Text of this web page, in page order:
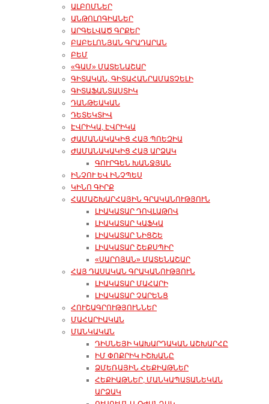
ԱԼԲՈՄՆԵՐ
ԱՆԹՈԼՈԳԻԱՆԵՐ
ԱՐԳԵԼՎԱԾ ԳՐՔԵՐ
ԲԱԲԵԼՈՆՅԱՆ ԳՐԱԴԱՐԱՆ
ԲԵՄ
«ԳԱՄ» ՄԱՏԵՆԱՇԱՐ
ԳԻՏԱԿԱՆ, ԳԻՏԱՀԱՆՐԱՄԱՏՉԵԼԻ
ԳԻՏԱՖԱՆՏԱՍՏԻԿ
ԴԱՆԹԵԱԿԱՆ
ԴԵՏԵԿՏԻՎ
ԷՎՐԻԿԱ, ԷՎՐԻԿԱ
ԺԱՄԱՆԱԿԱԿԻՑ ՀԱՅ ՊՈԵԶԻԱ
ԺԱՄԱՆԱԿԱԿԻՑ ՀԱՅ ԱՐՁԱԿ
ԳՈՒՐԳԵՆ ԽԱՆՋՅԱՆ
ԻՆՉՈՒ ԵՎ ԻՆՉՊԵՍ
ԿԻՆՈ ԳԻՐՔ
ՀԱՄԱՇԽԱՐՀԱՅԻՆ ԳՐԱԿԱՆՈՒԹՅՈՒՆ
ԼԻԱԿԱՏԱՐ ԴՈՎԼԱԹՈՎ
ԼԻԱԿԱՏԱՐ ԿԱՖԿԱ
ԼԻԱԿԱՏԱՐ ՆԻՑՇԵ
ԼԻԱԿԱՏԱՐ ՇԵՔՍՊԻՐ
«ՍԱՐՈՅԱՆ» ՄԱՏԵՆԱՇԱՐ
ՀԱՅ ԴԱՍԱԿԱՆ ԳՐԱԿԱՆՈՒԹՅՈՒՆ
ԼԻԱԿԱՏԱՐ ՄԱՀԱՐԻ
ԼԻԱԿԱՏԱՐ ՉԱՐԵՆՑ
ՀՈՒՇԱԳՐՈՒԹՅՈՒՆՆԵՐ
ՄԱՀԱՐԻԱԿԱՆ
ՄԱՆԿԱԿԱՆ
ԴԻՍՆԵՅԻ ԿԱԽԱՐԴԱԿԱՆ ԱՇԽԱՐՀԸ
ԻՄ ՓՈՔՐԻԿ ԻՇԽԱՆԸ
ՁՄԵՌԱՅԻՆ ՀԵՔԻԱԹՆԵՐ
ՀԵՔԻԱԹՆԵՐ, ՄԱՆԿԱՊԱՏԱՆԵԿԱՆ
ԱՐՁԱԿ